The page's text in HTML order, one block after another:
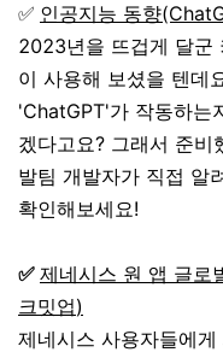
✅ 인공지능 동향
2023년을 뜨겁게 달군
이 사용해 보셨을 텐데
'ChatGPT'가 작동하는
겠다고요? 그래서 준비
발팀 개발자가 직접 알
확인해보세요!
✅ 제네시스 원 앱 글로
크밋업)
제네시스 사용자들에